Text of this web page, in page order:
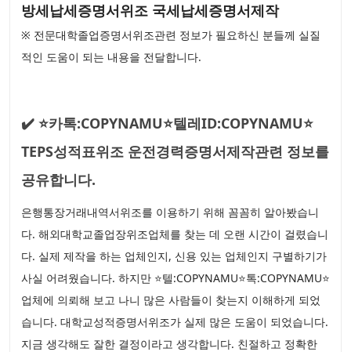
방세납세증명서위조 국세납세증명서제작
※ 전문대학졸업증명서위조관련 정보가 필요하신 분들께 실질
적인 도움이 되는 내용을 전달합니다.
✔️ ⭐카톡:COPYNAMU⭐텔레ID:COPYNAMU⭐
TEPS성적표위조 운전경력증명서제작관련 정보를
공유합니다.
은행통장거래내역서위조를 이용하기 위해 꼼꼼히 알아봤습니
다. 해외대학교졸업장위조업체를 찾는 데 오랜 시간이 걸렸습니
다. 실제 제작을 하는 업체인지, 신용 있는 업체인지 구별하기가
사실 어려웠습니다. 하지만 ⭐텔:COPYNAMU⭐톡:COPYNAMU⭐
업체에 의뢰해 보고 나니 많은 사람들이 찾는지 이해하게 되었
습니다. 대학교성적증명서위조가 실제 많은 도움이 되었습니다.
지금 생각해도 잘한 결정이라고 생각합니다. 친절하고 정확한